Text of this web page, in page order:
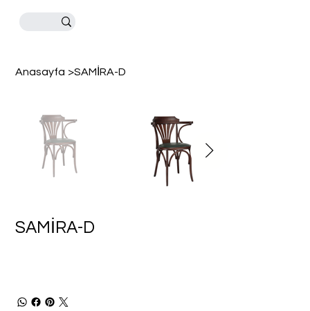
Anasayfa >SAMİRA-D
SAMİRA-D